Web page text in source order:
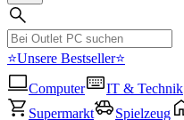
⭐Unsere Bestseller⭐
Computer
IT & Technik
Supermarkt
Spielzeug